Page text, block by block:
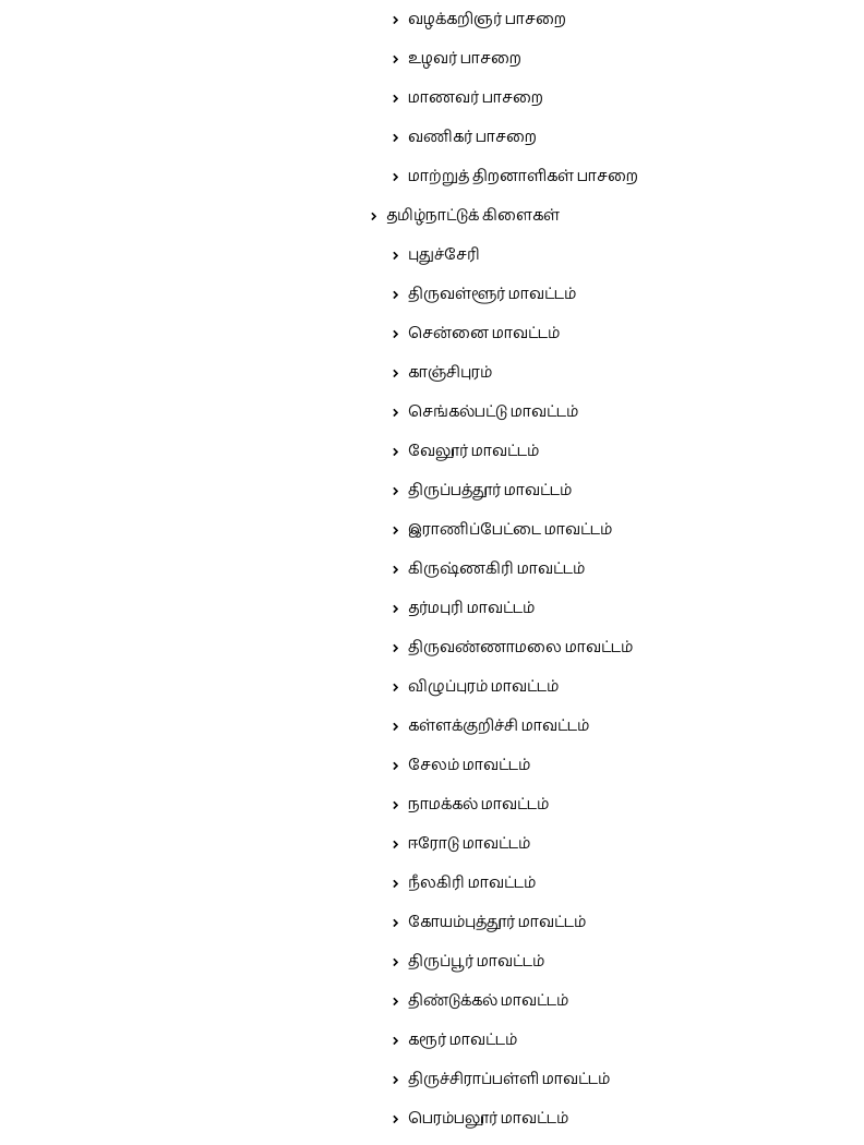
வழக்கறிஞர் பாசறை
உழவர் பாசறை
மாணவர் பாசறை
வணிகர் பாசறை
மாற்றுத் திறனாளிகள் பாசறை
தமிழ்நாட்டுக் கிளைகள்
புதுச்சேரி
திருவள்ளூர் மாவட்டம்
சென்னை மாவட்டம்
காஞ்சிபுரம்
செங்கல்பட்டு மாவட்டம்
வேலூர் மாவட்டம்
திருப்பத்தூர் மாவட்டம்
இராணிப்பேட்டை மாவட்டம்
கிருஷ்ணகிரி மாவட்டம்
தர்மபுரி மாவட்டம்
திருவண்ணாமலை மாவட்டம்
விழுப்புரம் மாவட்டம்
கள்ளக்குறிச்சி மாவட்டம்
சேலம் மாவட்டம்
நாமக்கல் மாவட்டம்
ஈரோடு மாவட்டம்
நீலகிரி மாவட்டம்
கோயம்புத்தூர் மாவட்டம்
திருப்பூர் மாவட்டம்
திண்டுக்கல் மாவட்டம்
கரூர் மாவட்டம்
திருச்சிராப்பள்ளி மாவட்டம்
பெரம்பலூர் மாவட்டம்